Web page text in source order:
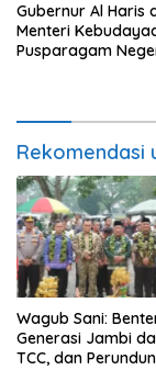
Gubernur Al Haris
Menteri
Pusparagam
Rekomendasi
Wagub Sani:
Generasi Jambi
TCC, dan